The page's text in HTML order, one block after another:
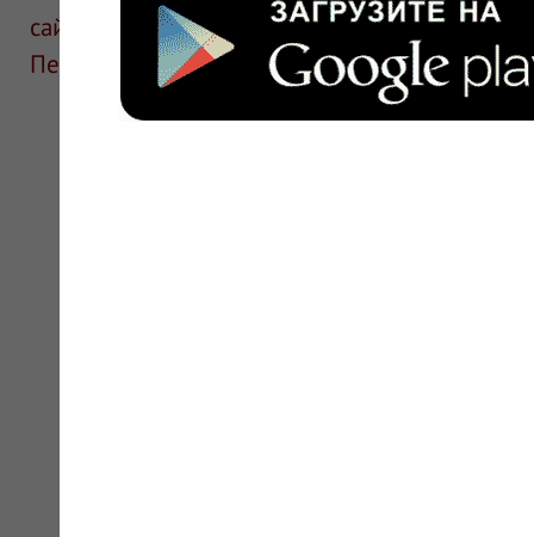
сайте для ознакомления и не является
Перед применением необходима